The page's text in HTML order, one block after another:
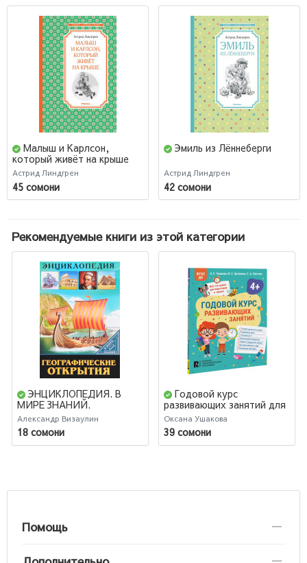
Малыш и Карлсон,
который живёт на крыше
Астрид Линдгрен
45 сомони
Эмиль из Лённеберги
Астрид Линдгрен
42 сомони
Рекомендуемые книги из этой категории
ЭНЦИКЛОПЕДИЯ. В
МИРЕ ЗНАНИЙ.
ГЕОГРАФИЧЕСКИЕ
ОТКРЫТИЯ
Александр Визаулин
18 сомони
Годовой курс
развивающих занятий для
детей 4 лет
Оксана Ушакова
39 сомони
Помощь